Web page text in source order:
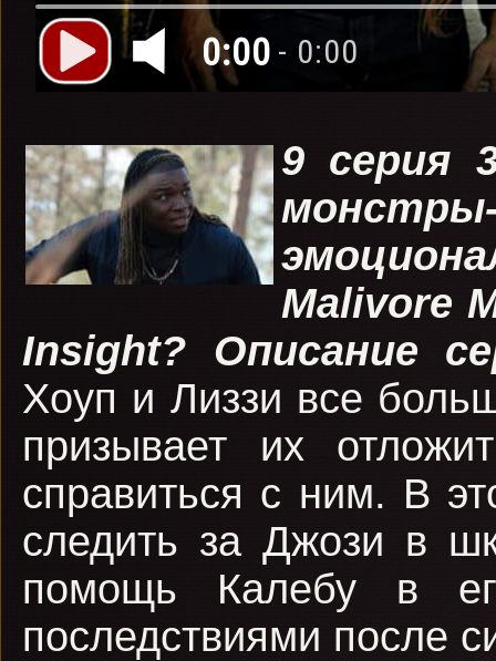
0:00 - 0:00
9 серия
Malivore
Insight? Описание
Хоуп и Лиззи все
призывает их
справиться с ним. В
следить за Джози в
помощь Калебу в
последствиями после